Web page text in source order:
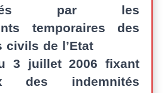
par les
temporaires des
civils de l’Etat
3 juillet 2006 fixant
des indemnités